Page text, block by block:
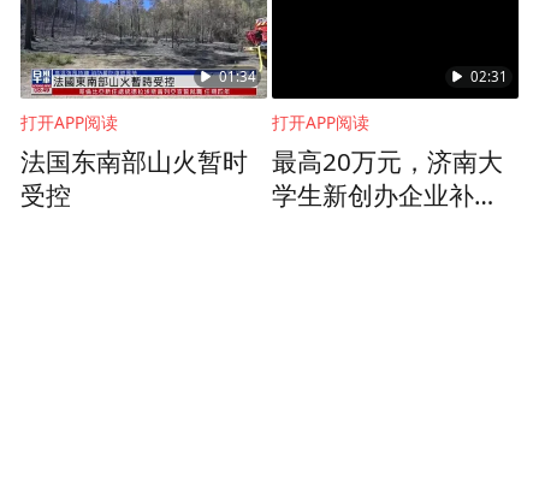
01:34
打开APP阅读
法国东南部山火暂时
受控
02:31
打开APP阅读
最高20万元，济南大
学生新创办企业补贴